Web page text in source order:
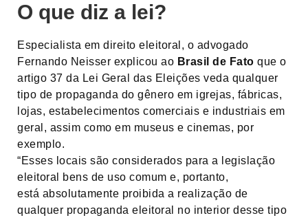
O que diz a lei?
Especialista em direito eleitoral, o advogado
Fernando Neisser explicou ao Brasil de Fato que o
artigo 37 da Lei Geral das Eleições veda qualquer
tipo de propaganda do gênero em igrejas, fábricas,
lojas, estabelecimentos comerciais e industriais em
geral, assim como em museus e cinemas, por
exemplo.
“Esses locais são considerados para a legislação
eleitoral bens de uso comum e, portanto,
está absolutamente proibida a realização de
qualquer propaganda eleitoral no interior desse tipo